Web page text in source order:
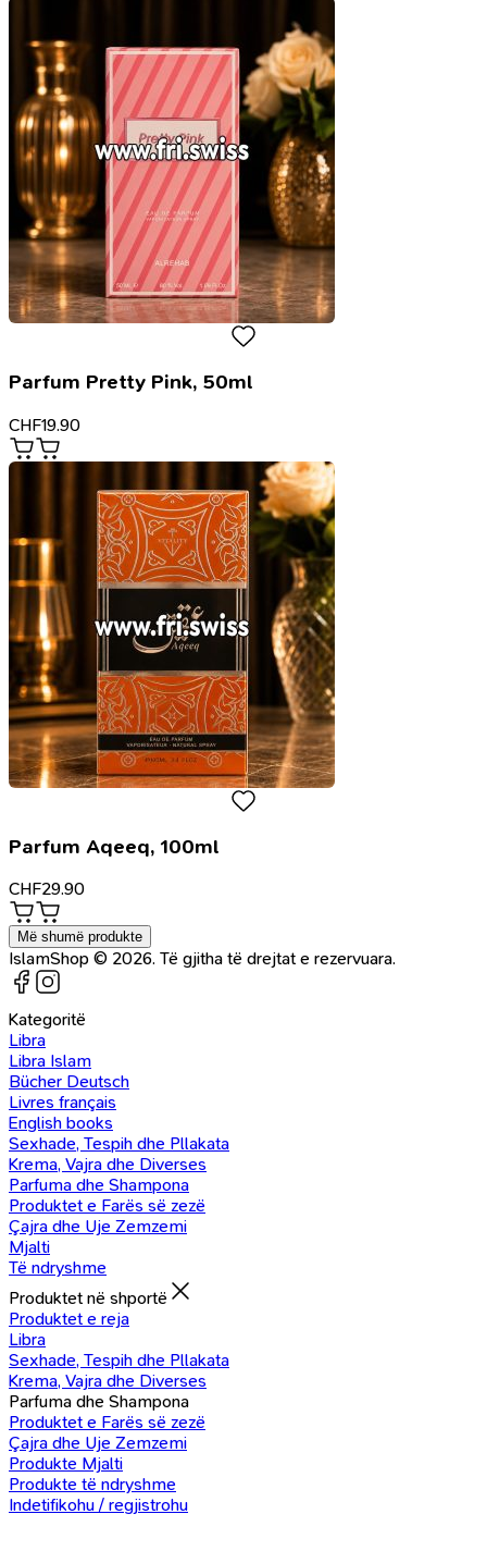
Parfum Pretty Pink, 50ml
CHF19.90
Parfum Aqeeq, 100ml
CHF29.90
Më shumë produkte
IslamShop © 2026. Të gjitha të drejtat e rezervuara.
Kategoritë
Libra
Libra Islam
Bücher Deutsch
Livres français
English books
Sexhade, Tespih dhe Pllakata
Krema, Vajra dhe Diverses
Parfuma dhe Shampona
Produktet e Farës së zezë
Çajra dhe Uje Zemzemi
Mjalti
Të ndryshme
Produktet në shportë
Produktet e reja
Libra
Sexhade, Tespih dhe Pllakata
Krema, Vajra dhe Diverses
Parfuma dhe Shampona
Produktet e Farës së zezë
Çajra dhe Uje Zemzemi
Produkte Mjalti
Produkte të ndryshme
Indetifikohu / regjistrohu